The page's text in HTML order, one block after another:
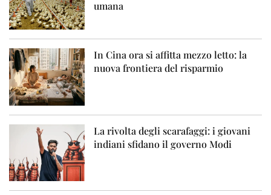
umana
In Cina ora si affitta mezzo letto: la
nuova frontiera del risparmio
La rivolta degli scarafaggi: i giovani
indiani sfidano il governo Modi